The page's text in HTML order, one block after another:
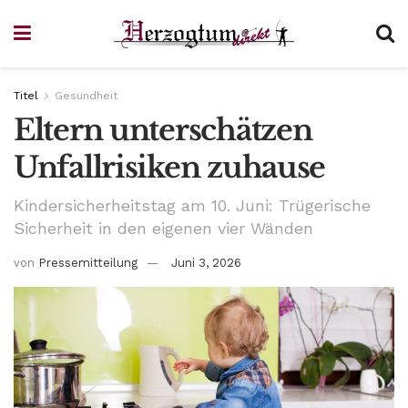
Titel Gesundheit
Eltern unterschätzen
Unfallrisiken zuhause
Kindersicherheitstag am 10. Juni: Trügerische
Sicherheit in den eigenen vier Wänden
von Pressemitteilung Juni 3, 2026